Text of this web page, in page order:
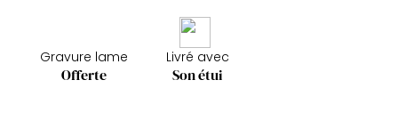
Gravure lame
Offerte
Livré avec
Son étui